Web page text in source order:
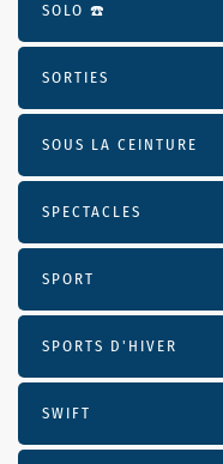
SOLO ☎️
SORTIES
SOUS LA CEINTURE
SPECTACLES
SPORT
SPORTS D'HIVER
SWIFT